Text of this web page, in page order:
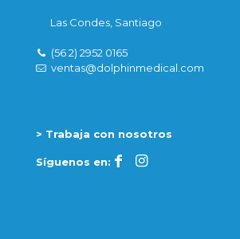
Las Condes, Santiago
(56 2) 2952 0165
ventas@dolphinmedical.com
> Trabaja con nosotros
Síguenos en: